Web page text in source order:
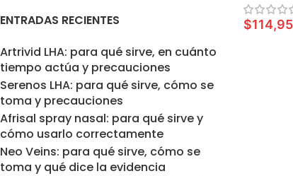
ENTRADAS RECIENTES
Artrivid LHA: para qué sirve, en cuánto
tiempo actúa y precauciones
Serenos LHA: para qué sirve, cómo se
toma y precauciones
Afrisal spray nasal: para qué sirve y
cómo usarlo correctamente
Neo Veins: para qué sirve, cómo se
toma y qué dice la evidencia
$